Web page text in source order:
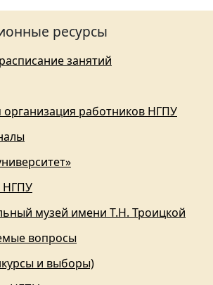
ресурсы
занятий
работников НГПУ
НГПУ
музей имени Т.Н. Троицкой
вопросы
и выборы)